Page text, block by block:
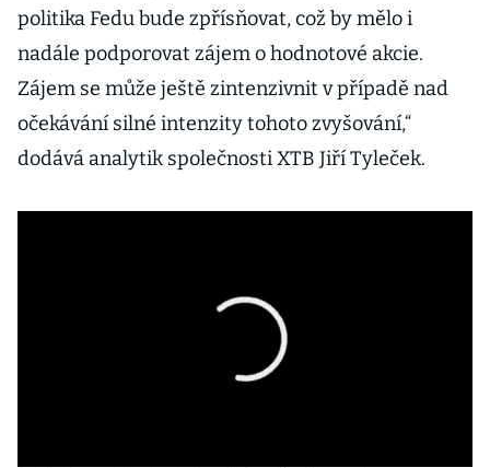
politika Fedu bude zpřísňovat, což by mělo i
nadále podporovat zájem o hodnotové akcie.
Zájem se může ještě zintenzivnit v případě nad
očekávání silné intenzity tohoto zvyšování,“
dodává analytik společnosti XTB Jiří Tyleček.